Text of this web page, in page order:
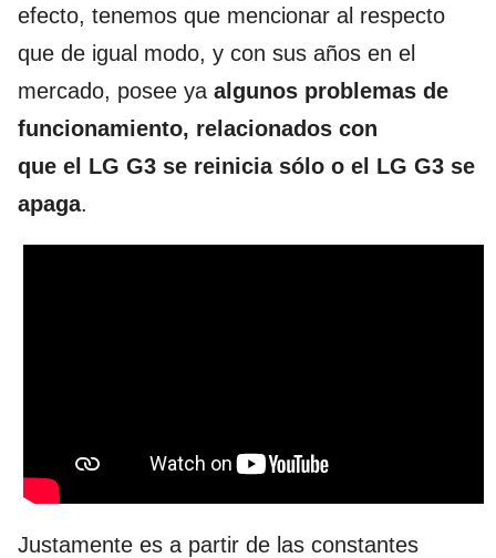
efecto, tenemos que mencionar al respecto
que de igual modo, y con sus años en el
mercado, posee ya algunos problemas de
funcionamiento, relacionados con
que el LG G3 se reinicia sólo o el LG G3 se
apaga.
Justamente es a partir de las constantes